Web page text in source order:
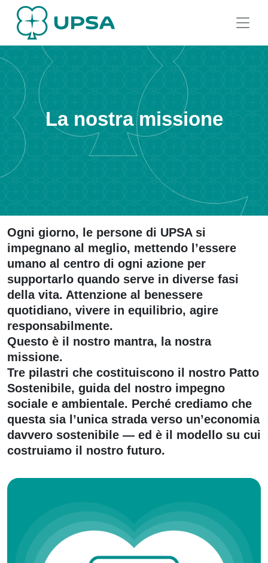
La nostra missione
Ogni giorno, le persone di UPSA si
impegnano al meglio, mettendo l’essere
umano al centro di ogni azione per
supportarlo quando serve in diverse fasi
della vita. Attenzione al benessere
quotidiano, vivere in equilibrio, agire
responsabilmente.
Questo è il nostro mantra, la nostra
missione.
Tre pilastri che costituiscono il nostro Patto
Sostenibile, guida del nostro impegno
sociale e ambientale. Perché crediamo che
questa sia l’unica strada verso un’economia
davvero sostenibile — ed è il modello su cui
costruiamo il nostro futuro.